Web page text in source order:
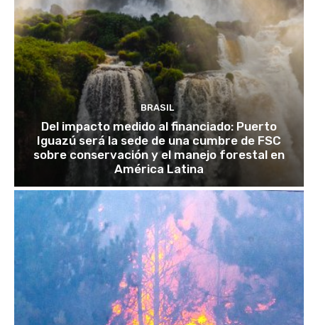
BRASIL
Del impacto medido al financiado: Puerto
Iguazú será la sede de una cumbre de FSC
sobre conservación y el manejo forestal en
América Latina